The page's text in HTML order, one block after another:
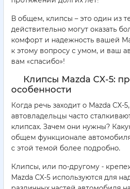
В общем, клипсы – это один из
действительно могут оказать
комфорт и надежность вашей
к этому вопросу с умом, и ваш
вам «спасибо»!
Клипсы Mazda CX-5:
особенности
Когда речь заходит о Mazda CX-
автовладельцы часто
клипсах. Зачем они нужны?
общем функционале
с этой темой более подробно.
Клипсы, или по-другому -
Mazda CX-5 используются для